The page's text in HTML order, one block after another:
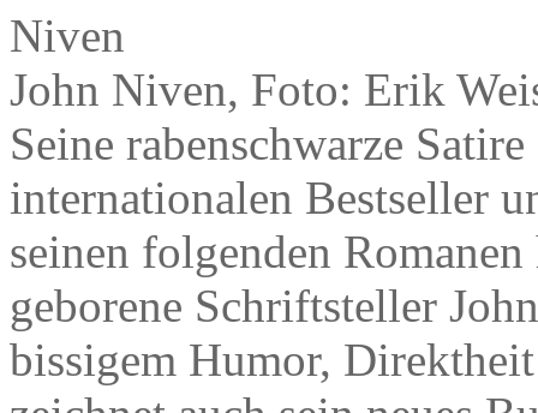
John Niven, Foto: Erik
Seine rabenschwarze
internationalen Bestseller
seinen folgenden
geborene Schriftsteller
bissigem Humor,